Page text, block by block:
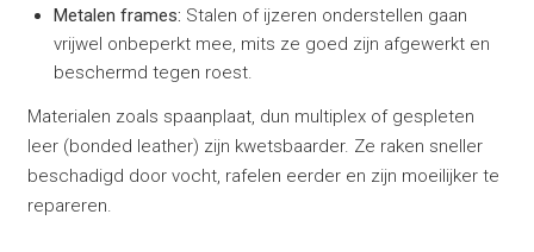
Metalen frames: Stalen of ijzeren onderstellen gaan
vrijwel onbeperkt mee, mits ze goed zijn afgewerkt en
beschermd tegen roest.
Materialen zoals spaanplaat, dun multiplex of gespleten
leer (bonded leather) zijn kwetsbaarder. Ze raken sneller
beschadigd door vocht, rafelen eerder en zijn moeilijker te
repareren.